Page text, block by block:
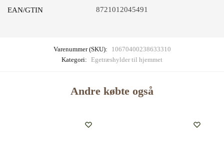
EAN/GTIN 8721012045491
Varenummer (SKU):
10670400238633310
Kategori: Egetræshylder til hjemmet
Andre købte også